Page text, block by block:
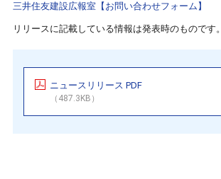
三井住友建設広報室【お問い合わせフォーム】
リリースに記載している情報は発表時のものです。
ニュースリリース PDF
（487.3KB）